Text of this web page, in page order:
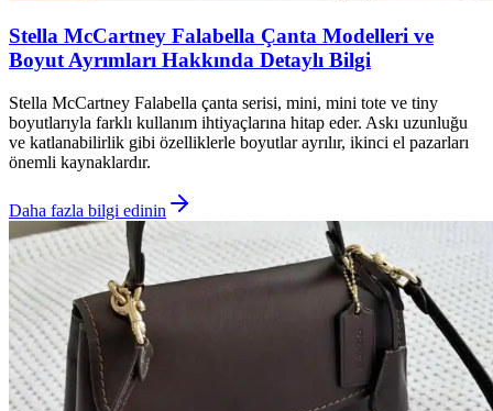
Stella McCartney Falabella Çanta Modelleri ve
Boyut Ayrımları Hakkında Detaylı Bilgi
Stella McCartney Falabella çanta serisi, mini, mini tote ve tiny
boyutlarıyla farklı kullanım ihtiyaçlarına hitap eder. Askı uzunluğu
ve katlanabilirlik gibi özelliklerle boyutlar ayrılır, ikinci el pazarları
önemli kaynaklardır.
Daha fazla bilgi edinin